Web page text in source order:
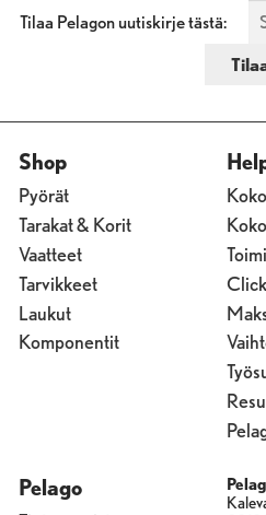
Tilaa Pelagon uutiskirje tästä:
Shop
Pyörät
Tarakat & Korit
Vaatteet
Tarvikkeet
Laukut
Komponentit
Pelago